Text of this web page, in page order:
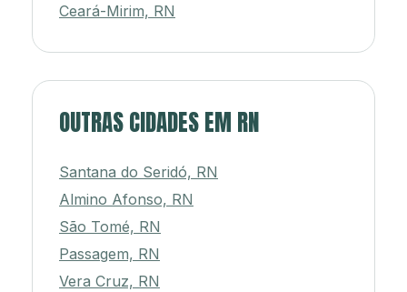
Ceará-Mirim, RN
OUTRAS CIDADES EM RN
Santana do Seridó, RN
Almino Afonso, RN
São Tomé, RN
Passagem, RN
Vera Cruz, RN